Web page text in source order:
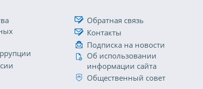
Обратная связь
Контакты
Подписка на новости
Об использовании
информации сайта
Общественный совет